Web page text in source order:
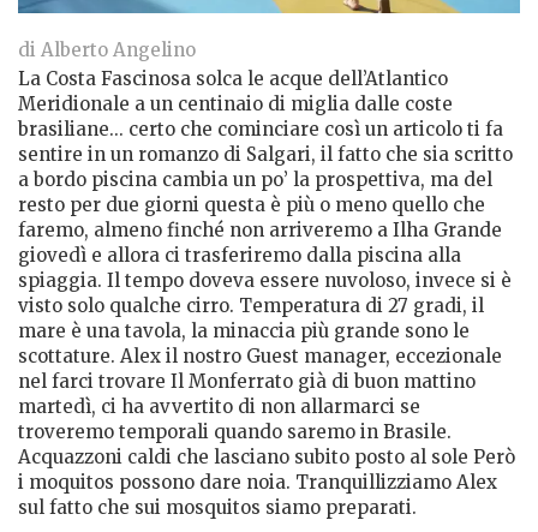
di Alberto Angelino
La Costa Fascinosa solca le acque dell’Atlantico
Meridionale a un centinaio di miglia dalle coste
brasiliane... certo che cominciare così un articolo ti fa
sentire in un romanzo di Salgari, il fatto che sia scritto
a bordo piscina cambia un po’ la prospettiva, ma del
resto per due giorni questa è più o meno quello che
faremo, almeno finché non arriveremo a Ilha Grande
giovedì e allora ci trasferiremo dalla piscina alla
spiaggia. Il tempo doveva essere nuvoloso, invece si è
visto solo qualche cirro. Temperatura di 27 gradi, il
mare è una tavola, la minaccia più grande sono le
scottature. Alex il nostro Guest manager, eccezionale
nel farci trovare Il Monferrato già di buon mattino
martedì, ci ha avvertito di non allarmarci se
troveremo temporali quando saremo in Brasile.
Acquazzoni caldi che lasciano subito posto al sole Però
i moquitos possono dare noia. Tranquillizziamo Alex
sul fatto che sui mosquitos siamo preparati.